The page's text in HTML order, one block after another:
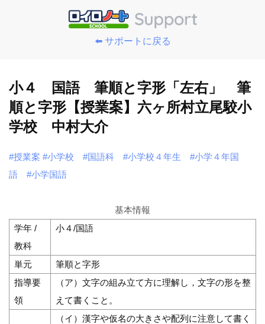
⬅️ サポートに戻る
小４ 国語 筆順と字形「左右」 筆
順と字形【授業案】六ヶ所村立尾駮小
学校 中村大介
#授業案 #小学校 #国語科 #小学校４年生
#小学４年国
語
#小学国語
基本情報
学年 /
教科
小４/国語
単元
筆順と字形
指導要
領
（ア）文字の組み立て方に理解し，文字の形を整
えて書くこと。
（イ）漢字や仮名の大きさや配列に注意して書く